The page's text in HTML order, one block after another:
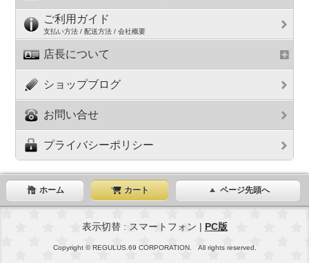
ご利用ガイド
支払い方法 / 配送方法 / 会社概要
店長について
ショップブログ
お問い合せ
プライバシーポリシー
ホーム カート ページ先頭へ
表示切替 : スマートフォン | PC版
Copyright © REGULUS.69 CORPORATION. All rights reserved.